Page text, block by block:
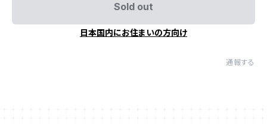
Sold out
日本国内にお住まいの方向け
通報する